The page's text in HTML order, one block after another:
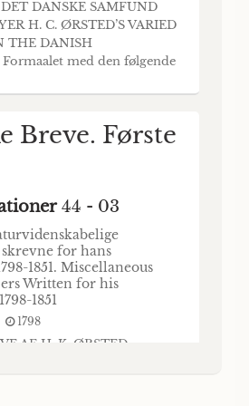
med
in vitium
fuga, si
Hor., over
1805
af den saa
pragmatiske
som
saavel
DANSKE SAMFUND
H. C. ØRSTED’S VARIED
THE DANISH
med den følgende
i det danske Samfund,
hvortil hans Arbejde har
som han selv har skabt.
Breve. Første
44 - 03
for hans
1851. Miscellaneous
Written for his
1851
1798
AF H. K. ØRSTED
FOR PHYSIK,